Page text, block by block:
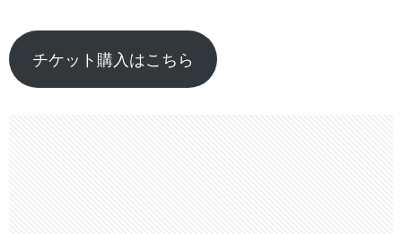
チケット購入はこちら